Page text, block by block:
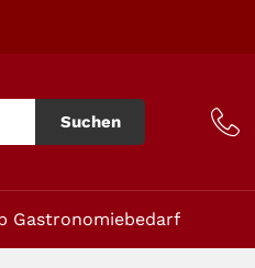
Suchen
Gastronomiebedarf